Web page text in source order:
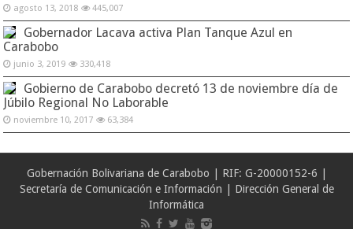
agosto 13, 2018 445,007
Gobernador Lacava activa Plan Tanque Azul en
Carabobo
junio 3, 2019 330,418
Gobierno de Carabobo decretó 13 de noviembre día de
Júbilo Regional No Laborable
noviembre 10, 2017 63,384
Gobernación Bolivariana de Carabobo | RIF: G-20000152-6 |
Secretaría de Comunicación e Información | Dirección General de
Informática